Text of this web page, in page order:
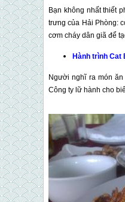
Bạn không nhất thiết
trưng của Hải Phòng:
cơm cháy dân giã để
Hành trìnhCat
Người nghĩ ra món
Công ty lữ hành cho